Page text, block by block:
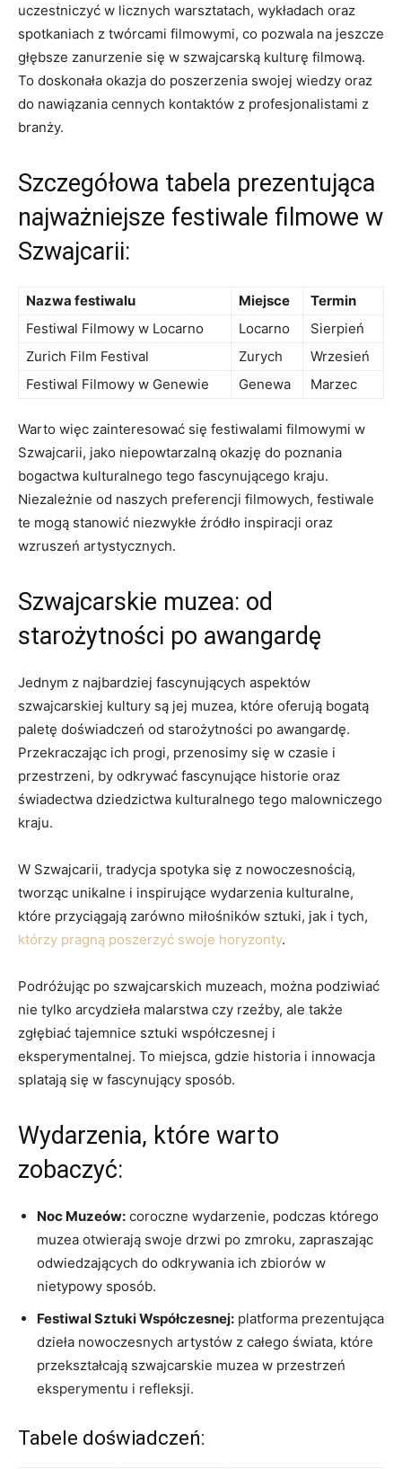
uczestniczyć w​ licznych ⁤warsztatach, wykładach ⁣oraz
spotkaniach z twórcami filmowymi, co ⁤pozwala na jeszcze
głębsze zanurzenie się w szwajcarską kulturę filmową.
To doskonała okazja do ⁢poszerzenia swojej​ wiedzy⁤ oraz
do nawiązania cennych kontaktów ‌z profesjonalistami z
branży.
Szczegółowa tabela prezentująca‌
najważniejsze festiwale⁣ filmowe w
Szwajcarii:
Nazwa festiwalu Miejsce
Termin
Festiwal Filmowy w Locarno
Locarno
Sierpień
Zurich Film⁤ Festival
Zurych
Wrzesień
Festiwal Filmowy⁢ w Genewie
Genewa Marzec
Warto więc ⁢zainteresować ⁤się festiwalami filmowymi w⁢
Szwajcarii, jako niepowtarzalną⁤ okazję do poznania
bogactwa kulturalnego tego ‍fascynującego kraju.⁣
Niezależnie‌ od naszych preferencji filmowych, festiwale
‌te ⁣mogą stanowić⁤ niezwykłe⁢ źródło inspiracji oraz
wzruszeń artystycznych.
Szwajcarskie muzea: od
starożytności po awangardę
Jednym z najbardziej fascynujących aspektów
szwajcarskiej ⁣kultury są jej muzea, które oferują bogatą
paletę doświadczeń od​ starożytności po awangardę.
⁣Przekraczając ich progi, przenosimy się⁣ w czasie ⁤i
przestrzeni,​ by odkrywać fascynujące historie oraz
świadectwa ‌dziedzictwa kulturalnego tego malowniczego‍
kraju.
W Szwajcarii, tradycja spotyka się z nowoczesnością,
tworząc unikalne i inspirujące‌ wydarzenia kulturalne,⁢
które przyciągają zarówno miłośników sztuki, ⁤jak ⁤i tych,
którzy pragną poszerzyć swoje horyzonty.
Podróżując po szwajcarskich muzeach,‌ można podziwiać
nie tylko⁢ arcydzieła malarstwa czy rzeźby, ‌ale także
zgłębiać⁢ tajemnice⁣ sztuki współczesnej‍ i
eksperymentalnej.‌ To miejsca, gdzie⁣ historia i⁤ innowacja
splatają się w fascynujący sposób.
Wydarzenia, ‌które warto
⁤zobaczyć:
Noc⁢ Muzeów: ⁤coroczne wydarzenie, ⁢podczas którego
muzea ⁤otwierają swoje drzwi​ po ⁢zmroku, zapraszając
odwiedzających do odkrywania ich zbiorów w
nietypowy​ sposób.
Festiwal Sztuki Współczesnej: platforma‍ prezentująca
dzieła nowoczesnych⁣ artystów ​z całego świata, które
przekształcają szwajcarskie‌ muzea ‌w⁤ przestrzeń
⁢eksperymentu i​ refleksji.
Tabele doświadczeń: